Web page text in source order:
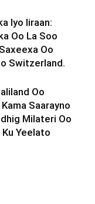
Iyo Iiraan:
Oo La Soo
Oo
Switzerland.
Oo
Saarayno
Milateri Oo
Yeelato